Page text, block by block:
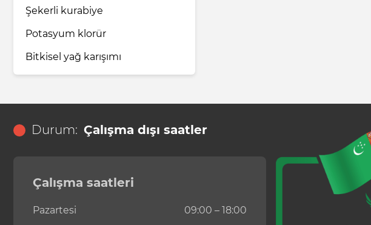
Şekerli kurabiye
Potasyum klorür
Bitkisel yağ karışımı
Durum: Çalışma dışı saatler
Çalışma saatleri
Pazartesi
09:00 – 18:00